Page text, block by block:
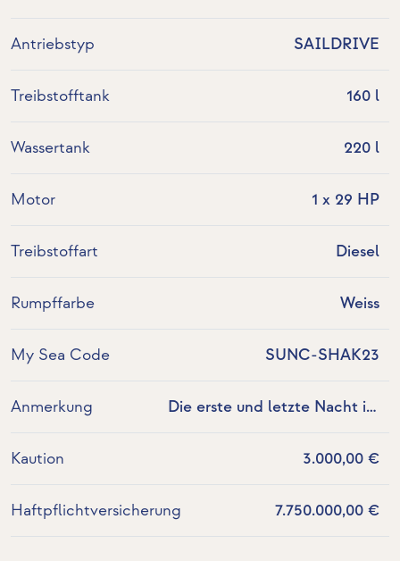
Antriebstyp SAILDRIVE
Treibstofftank 160 l
Wassertank 220 l
Motor 1 x 29 HP
Treibstoffart Diesel
Rumpffarbe Weiss
My Sea Code SUNC-SHAK23
Anmerkung
Die erste und letzte Nacht im
Jede weitere Nacht im Heimathafen
Kaution 3.000,00 €
Haftpflichtversicherung 7.750.000,00 €